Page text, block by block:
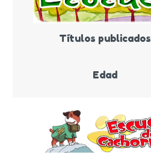
Títulos publicados
Edad